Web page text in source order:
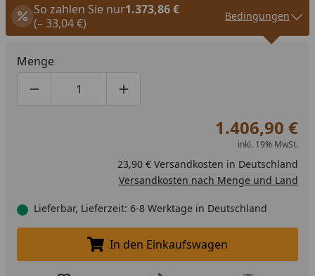
So zahlen Sie nur1.373,86 €
(– 33,04 €)
Bedingungen
Menge
Produktmenge um eins verringern
Produktmenge manuell eingeben
Produktmenge um eins erhöhen
1.406,90 €
inkl. 19% MwSt.
23,90 € Versandkosten in Deutschland
Versandkosten nach Menge und Land
Lieferbar, Lieferzeit: 6-8 Werktage in Deutschland
In den Einkaufswagen legen
In den Einkaufswagen